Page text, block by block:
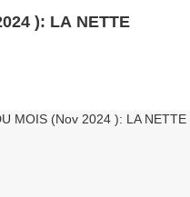
): LA NETTE